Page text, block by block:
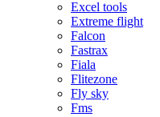
Excel tools
Extreme flight
Falcon
Fastrax
Fiala
Flitezone
Fly sky
Fms